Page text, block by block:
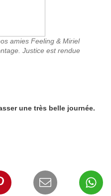
amies Feeling & Miriel
Justice est rendue
une très belle journée.